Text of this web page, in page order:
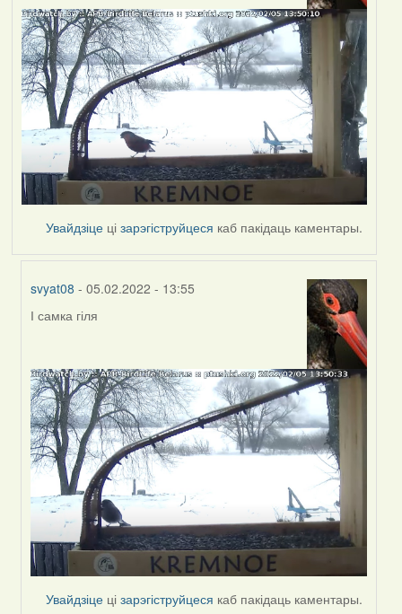
Увайдзіце цізарэгіструйцеся каб пакідаць каментары.
svyat08 - 05.02.2022 - 13:55
In
by
svyat08
І самка гіля
Увайдзіце цізарэгіструйцеся каб пакідаць каментары.